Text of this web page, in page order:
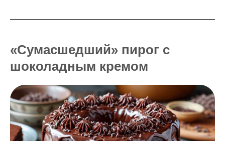
«Сумасшедший» пирог с
шоколадным кремом